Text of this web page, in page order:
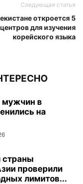
Следующая статья
откроется 5
центров для изучения
корейского языка
мужчин в
на
страны
проверили
лимитов...